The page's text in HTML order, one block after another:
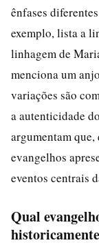
ênfases
exemplo, lista a
linhagem de
menciona um
variações são
a autenticidade
argumentam
evangelhos
eventos centrais
Qual